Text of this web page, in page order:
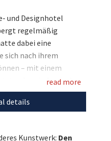
und Designhotel
regelmäßig
dabei eine
sich nach ihrem
– mit einem
sind so in den
140 einzigartige,
Kunstwerke, die
read more
details
Kunstwerk: Den